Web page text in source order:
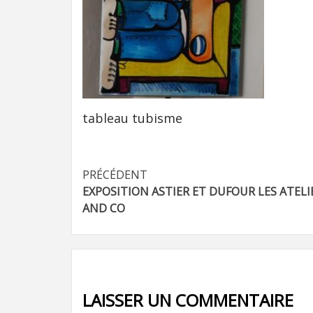
tableau tubisme
Navigation
d’article
PRÉCÉDENT
EXPOSITION ASTIER ET DUFOUR LES
AND CO
LAISSER UN COMMENTAIRE